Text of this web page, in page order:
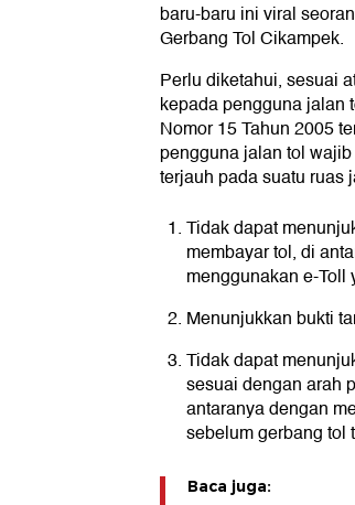
baru-baru ini viral
Gerbang Tol Cikampek.
Perlu diketahui, sesuai
kepada pengguna jalan
Nomor 15 Tahun 2005
pengguna jalan tol
terjauh pada suatu ruas
Tidak dapat
membayar tol, di
menggunakan e-
Menunjukkan bukti
Tidak dapat
sesuai dengan arah
antaranya dengan
sebelum gerbang tol
Baca juga: